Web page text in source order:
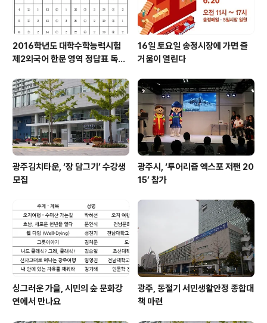
2016학년도 대학수학능력시험
제2외국어 한문 영역 정답표 독일
일본어, 러시아어, 아랍어, 기초 베
트남어, 한문
16일 토요일 송정시장에 가면 즐
거움이 열린다
광주김치타운, ‘장 담그기’ 수강생
모집
광주시, ‘투어리즘 엑스포 저팬 20
15’ 참가
싱그러운 가을, 시민의 숲 문화강
연에서 만나요
광주, 동절기 서민생활안정 종합대
책 마련